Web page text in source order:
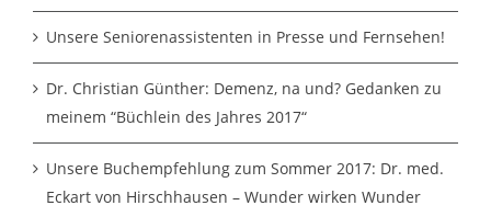
Unsere Seniorenassistenten in Presse und Fernsehen!
Dr. Christian Günther: Demenz, na und? Gedanken zu
meinem “Büchlein des Jahres 2017“
Unsere Buchempfehlung zum Sommer 2017: Dr. med.
Eckart von Hirschhausen – Wunder wirken Wunder